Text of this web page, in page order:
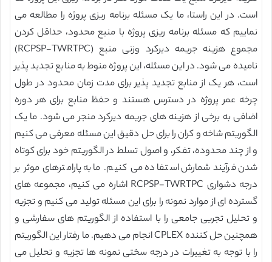
است. در این راستا، ما یک مسئله برنامه ریزی پروژه را مطالعه می
نماییم که مسئله برنامه ریزی پروژه با منبع محدود، حداقل کردن
مجموع هزینه جریمه دیرکرد وزنی منبع (RCPSP-TWRTPC)
نامیده می شود. در این مسئله، این پروژه منوط به منابع تجدید پذیر
است، هر یک از منابع تجدید پذیر برای مدت زمان محدود در طول
چرخه عمر پروژه در دسترس هستند و حفظ منابع برای هر دوره
اضافی به برخی از هزینه های جریمه دیرکرد منجر می شود. ما یک
الگوریتم شاخه و کران را برای حل دقیق این مسئله معرفی می کنیم
و از چند محدوده، تفکر، و اصول تسلط در الگوریتم خود برای کوتاه
شدن فرآیند شمارش استفاده می کنیم. ما به پارامترهای موثر بر
درجه دشواری RCPSP-TWRTPC اشاره می کنیم، مجموعه های
گسترده ای از موارد نمونه را برای این مسئله تولید می کنیم و تجزیه
و تحلیل تجربی جامعی را با استفاده از الگوریتم های سفارشی و
همچنین حل کننده CPLEX انجام می دهیم. ما رفتار این الگوریتم
را با توجه به تغییرات در درجه سختی نمونه ها تجزیه و تحلیل می